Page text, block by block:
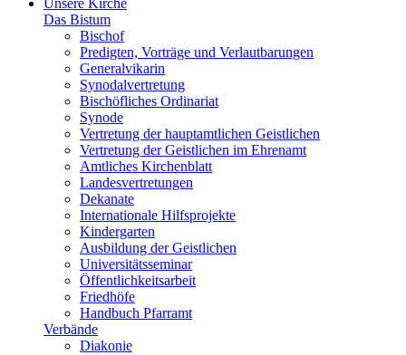
Unsere Kirche
Das Bistum
Bischof
Predigten, Vorträge und Verlautbarungen
Generalvikarin
Synodalvertretung
Bischöfliches Ordinariat
Synode
Vertretung der hauptamtlichen Geistlichen
Vertretung der Geistlichen im Ehrenamt
Amtliches Kirchenblatt
Landesvertretungen
Dekanate
Internationale Hilfsprojekte
Kindergarten
Ausbildung der Geistlichen
Universitätsseminar
Öffentlichkeitsarbeit
Friedhöfe
Handbuch Pfarramt
Verbände
Diakonie